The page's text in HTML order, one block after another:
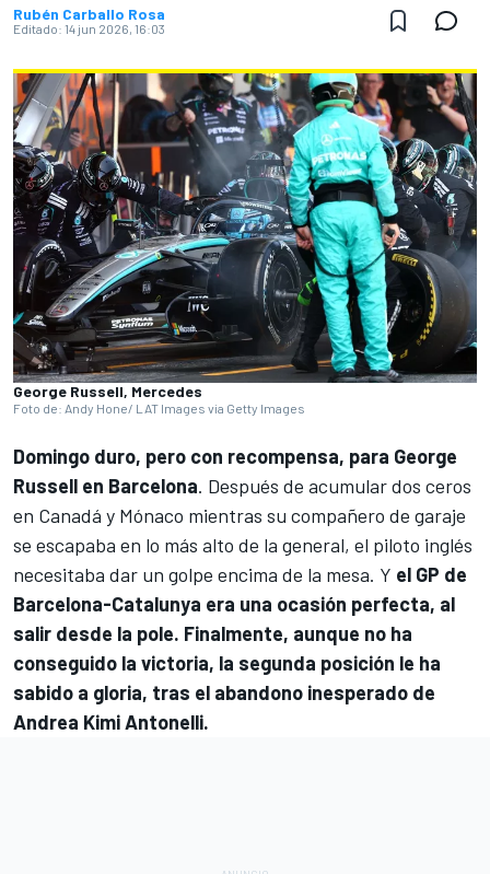
Rubén Carballo Rosa
Editado: 14 jun 2026, 16:03
George Russell, Mercedes
Foto de: Andy Hone/ LAT Images via Getty Images
Domingo duro, pero con recompensa, para George
Russell en Barcelona. Después de acumular dos ceros
en Canadá y Mónaco mientras su compañero de garaje
se escapaba en lo más alto de la general, el piloto inglés
necesitaba dar un golpe encima de la mesa. Y el GP de
Barcelona-Catalunya era una ocasión perfecta, al
salir desde la pole. Finalmente, aunque no ha
conseguido la victoria, la segunda posición le ha
sabido a gloria, tras el abandono inesperado de
Andrea Kimi Antonelli.